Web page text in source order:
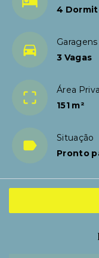
4
Garagens
3 Vagas
Área
151 m²
Situação
Pronto